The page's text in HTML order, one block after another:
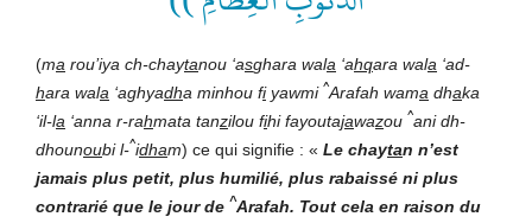
(ma rou’iya ch-chaytanou ‘asghara wala ‘ahqara wala ‘ad-
hara wala ‘aghyadha minhou fiyawmi ^Arafah wama dhaka
‘il-la ‘anna r-rahmata tanzilou fihi fayoutajawazou ^ani dh-
dhounoubi l-^idham) ce qui signifie : « Le chaytan n’est
jamais plus petit, plus humilié, plus rabaissé ni plus
contrarié que le jour de ^Arafah. Tout cela en raison du